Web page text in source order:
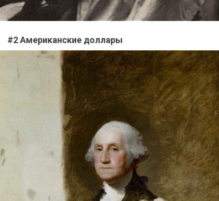
#2 Американские доллары